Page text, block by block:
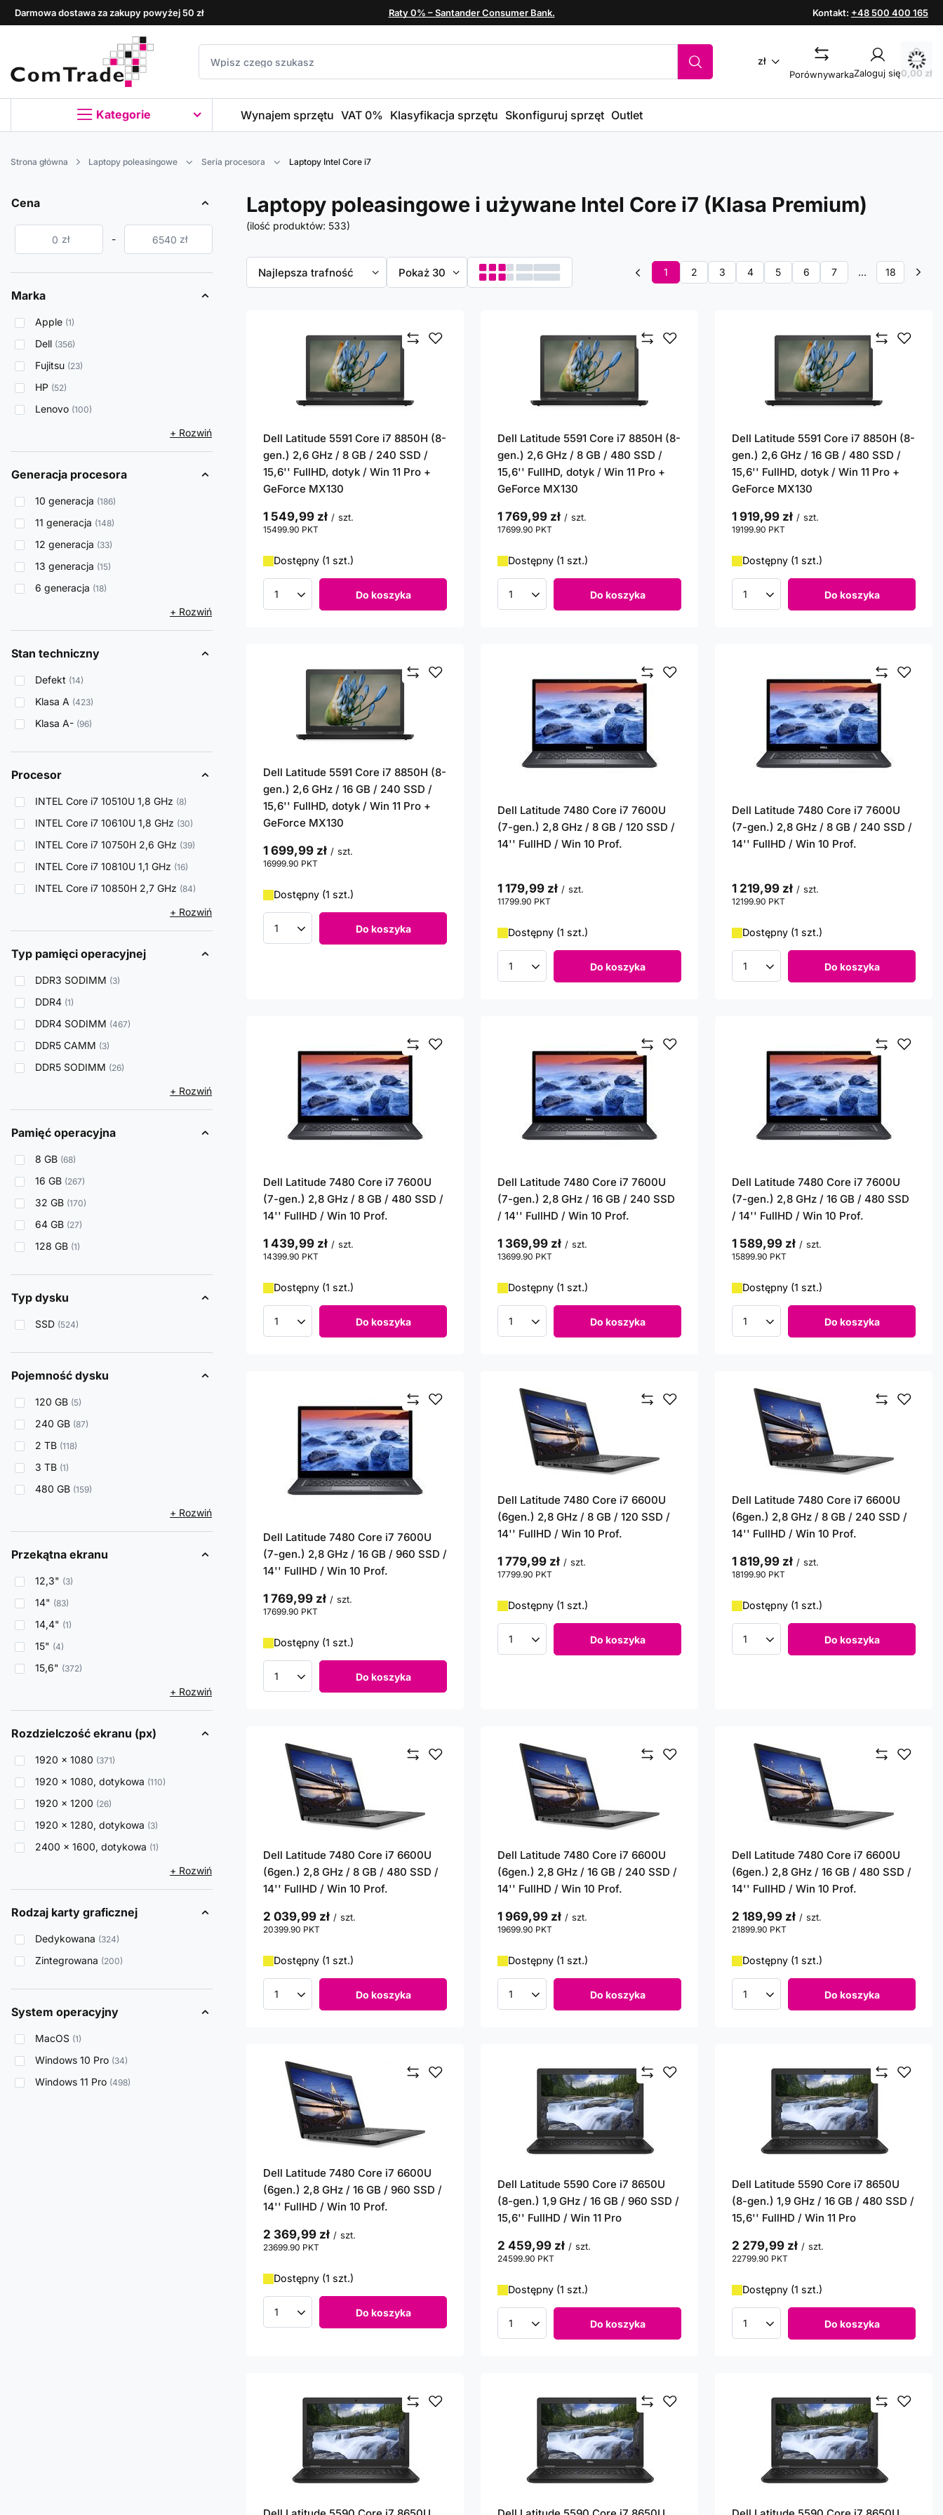
Darmowa dostawa za zakupy powyżej 50 zł Raty 0% – Santander Consumer Bank. Kontakt: +48 500 400 165
zł
PorównywarkaZaloguj się0,00 zł
Kategorie Wynajem sprzętu VAT 0% Klasyfikacja sprzętu Skonfiguruj sprzęt Outlet
Strona główna Laptopy poleasingowe Seria procesora Laptopy Intel Core i7
Cena
zł - zł
Marka
Apple 1
Dell 356
Fujitsu 23
HP 52
Lenovo 100
+ Rozwiń
Generacja procesora
10 generacja 186
11 generacja 148
12 generacja 33
13 generacja 15
6 generacja 18
+ Rozwiń
Stan techniczny
Defekt 14
Klasa A 423
Klasa A- 96
Procesor
INTEL Core i7 10510U 1,8 GHz 8
INTEL Core i7 10610U 1,8 GHz 30
INTEL Core i7 10750H 2,6 GHz 39
INTEL Core i7 10810U 1,1 GHz 16
INTEL Core i7 10850H 2,7 GHz 84
+ Rozwiń
Typ pamięci operacyjnej
DDR3 SODIMM 3
DDR4 1
DDR4 SODIMM 467
DDR5 CAMM 3
DDR5 SODIMM 26
+ Rozwiń
Pamięć operacyjna
8 GB 68
16 GB 267
32 GB 170
64 GB 27
128 GB 1
Typ dysku
SSD 524
Pojemność dysku
120 GB 5
240 GB 87
2 TB 118
3 TB 1
480 GB 159
+ Rozwiń
Przekątna ekranu
12,3" 3
14" 83
14,4" 1
15" 4
15,6" 372
+ Rozwiń
Rozdzielczość ekranu (px)
1920 x 1080 371
1920 x 1080, dotykowa 110
1920 x 1200 26
1920 x 1280, dotykowa 3
2400 x 1600, dotykowa 1
+ Rozwiń
Rodzaj karty graficznej
Dedykowana 324
Zintegrowana 200
System operacyjny
MacOS 1
Windows 10 Pro 34
Windows 11 Pro 498
Laptopy poleasingowe i używane Intel Core i7 (Klasa Premium)
(ilość produktów: 533)
Zmień sortowanie
Najlepsza trafność Zmień ilość wyświetlanych produktów
Pokaż 30 1 2 3 4 5 6 7 ... 18
Dell Latitude 5591 Core i7 8850H (8-
gen.) 2,6 GHz / 8 GB / 240 SSD /
15,6'' FullHD, dotyk / Win 11 Pro +
GeForce MX130
1 549,99 zł / szt.
15499.90 PKT
Dostępny (1 szt.)
Ilość produktów Do koszyka
Dell Latitude 5591 Core i7 8850H (8-
gen.) 2,6 GHz / 8 GB / 480 SSD /
15,6'' FullHD, dotyk / Win 11 Pro +
GeForce MX130
1 769,99 zł / szt.
17699.90 PKT
Dostępny (1 szt.)
Ilość produktów Do koszyka
Dell Latitude 5591 Core i7 8850H (8-
gen.) 2,6 GHz / 16 GB / 480 SSD /
15,6'' FullHD, dotyk / Win 11 Pro +
GeForce MX130
1 919,99 zł / szt.
19199.90 PKT
Dostępny (1 szt.)
Ilość produktów Do koszyka
Dell Latitude 5591 Core i7 8850H (8-
gen.) 2,6 GHz / 16 GB / 240 SSD /
15,6'' FullHD, dotyk / Win 11 Pro +
GeForce MX130
1 699,99 zł / szt.
16999.90 PKT
Dostępny (1 szt.)
Ilość produktów Do koszyka
Dell Latitude 7480 Core i7 7600U
(7-gen.) 2,8 GHz / 8 GB / 120 SSD /
14'' FullHD / Win 10 Prof.
1 179,99 zł / szt.
11799.90 PKT
Dostępny (1 szt.)
Ilość produktów Do koszyka
Dell Latitude 7480 Core i7 7600U
(7-gen.) 2,8 GHz / 8 GB / 240 SSD /
14'' FullHD / Win 10 Prof.
1 219,99 zł / szt.
12199.90 PKT
Dostępny (1 szt.)
Ilość produktów Do koszyka
Dell Latitude 7480 Core i7 7600U
(7-gen.) 2,8 GHz / 8 GB / 480 SSD /
14'' FullHD / Win 10 Prof.
1 439,99 zł / szt.
14399.90 PKT
Dostępny (1 szt.)
Ilość produktów Do koszyka
Dell Latitude 7480 Core i7 7600U
(7-gen.) 2,8 GHz / 16 GB / 240 SSD
/ 14'' FullHD / Win 10 Prof.
1 369,99 zł / szt.
13699.90 PKT
Dostępny (1 szt.)
Ilość produktów Do koszyka
Dell Latitude 7480 Core i7 7600U
(7-gen.) 2,8 GHz / 16 GB / 480 SSD
/ 14'' FullHD / Win 10 Prof.
1 589,99 zł / szt.
15899.90 PKT
Dostępny (1 szt.)
Ilość produktów Do koszyka
Dell Latitude 7480 Core i7 7600U
(7-gen.) 2,8 GHz / 16 GB / 960 SSD /
14'' FullHD / Win 10 Prof.
1 769,99 zł / szt.
17699.90 PKT
Dostępny (1 szt.)
Ilość produktów Do koszyka
Dell Latitude 7480 Core i7 6600U
(6gen.) 2,8 GHz / 8 GB / 120 SSD /
14'' FullHD / Win 10 Prof.
1 779,99 zł / szt.
17799.90 PKT
Dostępny (1 szt.)
Ilość produktów Do koszyka
Dell Latitude 7480 Core i7 6600U
(6gen.) 2,8 GHz / 8 GB / 240 SSD /
14'' FullHD / Win 10 Prof.
1 819,99 zł / szt.
18199.90 PKT
Dostępny (1 szt.)
Ilość produktów Do koszyka
Dell Latitude 7480 Core i7 6600U
(6gen.) 2,8 GHz / 8 GB / 480 SSD /
14'' FullHD / Win 10 Prof.
2 039,99 zł / szt.
20399.90 PKT
Dostępny (1 szt.)
Ilość produktów Do koszyka
Dell Latitude 7480 Core i7 6600U
(6gen.) 2,8 GHz / 16 GB / 240 SSD /
14'' FullHD / Win 10 Prof.
1 969,99 zł / szt.
19699.90 PKT
Dostępny (1 szt.)
Ilość produktów Do koszyka
Dell Latitude 7480 Core i7 6600U
(6gen.) 2,8 GHz / 16 GB / 480 SSD /
14'' FullHD / Win 10 Prof.
2 189,99 zł / szt.
21899.90 PKT
Dostępny (1 szt.)
Ilość produktów Do koszyka
Dell Latitude 7480 Core i7 6600U
(6gen.) 2,8 GHz / 16 GB / 960 SSD /
14'' FullHD / Win 10 Prof.
2 369,99 zł / szt.
23699.90 PKT
Dostępny (1 szt.)
Ilość produktów Do koszyka
Dell Latitude 5590 Core i7 8650U
(8-gen.) 1,9 GHz / 16 GB / 960 SSD /
15,6'' FullHD / Win 11 Pro
2 459,99 zł / szt.
24599.90 PKT
Dostępny (1 szt.)
Ilość produktów Do koszyka
Dell Latitude 5590 Core i7 8650U
(8-gen.) 1,9 GHz / 16 GB / 480 SSD /
15,6'' FullHD / Win 11 Pro
2 279,99 zł / szt.
22799.90 PKT
Dostępny (1 szt.)
Ilość produktów Do koszyka